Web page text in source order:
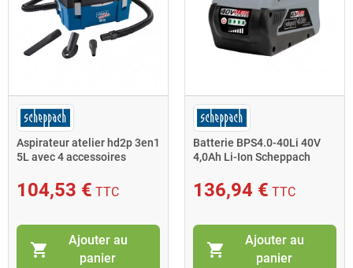
Aspirateur atelier hd2p 3en1
5L avec 4 accessoires
104,53 € TTC
shopping_cart
Ajouter au
panier
Batterie BPS4.0-40Li 40V
4,0Ah Li-Ion Scheppach
136,94 € TTC
shopping_cart
Ajouter au
panier